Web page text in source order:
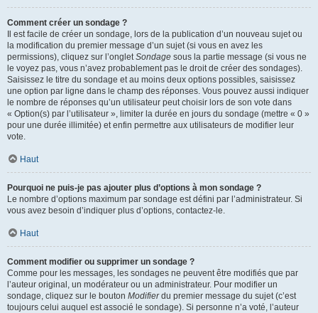
Comment créer un sondage ?
Il est facile de créer un sondage, lors de la publication d’un nouveau sujet ou
la modification du premier message d’un sujet (si vous en avez les
permissions), cliquez sur l’ongletSondage sous la partie message (si vous ne
le voyez pas, vous n’avez probablement pas le droit de créer des sondages).
Saisissez le titre du sondage et au moins deux options possibles, saisissez
une option par ligne dans le champ des réponses. Vous pouvez aussi indiquer
le nombre de réponses qu’un utilisateur peut choisir lors de son vote dans
« Option(s) par l’utilisateur », limiter la durée en jours du sondage (mettre « 0 »
pour une durée illimitée) et enfin permettre aux utilisateurs de modifier leur
vote.
Haut
Pourquoi ne puis-je pas ajouter plus d’options à mon sondage ?
Le nombre d’options maximum par sondage est défini par l’administrateur. Si
vous avez besoin d’indiquer plus d’options, contactez-le.
Haut
Comment modifier ou supprimer un sondage ?
Comme pour les messages, les sondages ne peuvent être modifiés que par
l’auteur original, un modérateur ou un administrateur. Pour modifier un
sondage, cliquez sur le bouton Modifierdu premier message du sujet (c’est
toujours celui auquel est associé le sondage). Si personne n’a voté, l’auteur